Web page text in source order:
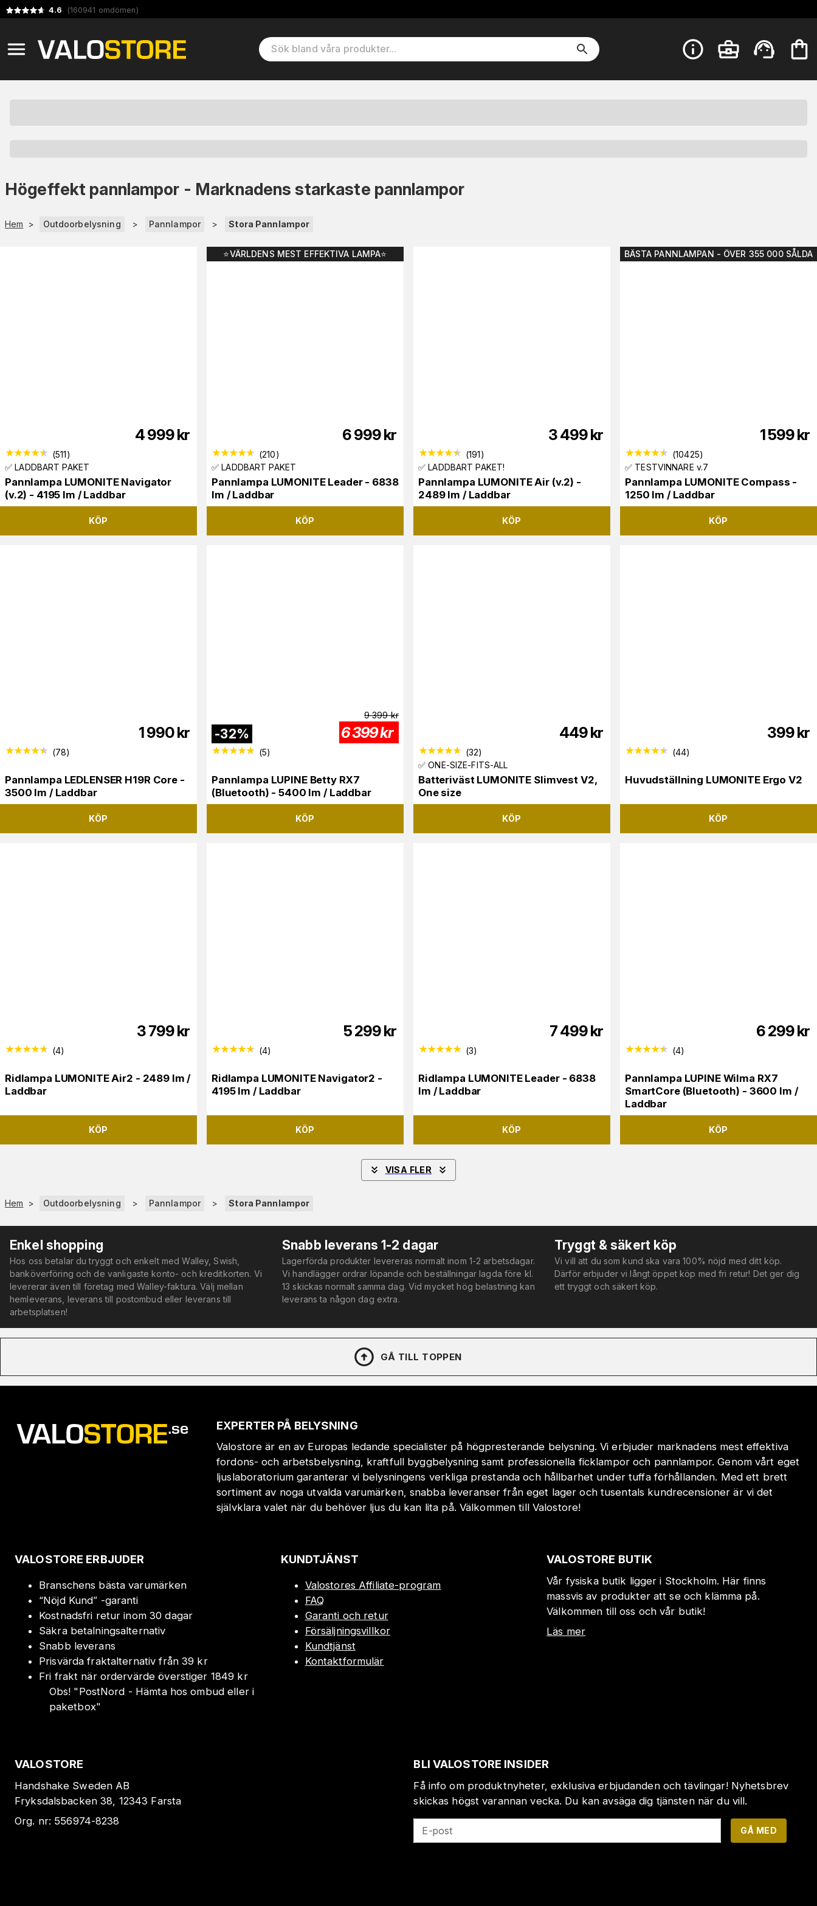
4.6 (160941 omdömen)
Högeffekt pannlampor - Marknadens starkaste pannlampor
Hem > Outdoorbelysning > Pannlampor > Stora Pannlampor
4 999kr
(511)
✅ LADDBART PAKET
Pannlampa LUMONITE Navigator
(v.2) - 4195 lm / Laddbar
KÖP
⭐️VÄRLDENS MEST EFFEKTIVA LAMPA⭐️
6 999kr
(210)
✅ LADDBART PAKET
Pannlampa LUMONITE Leader - 6838
lm / Laddbar
KÖP
3 499kr
(191)
✅ LADDBART PAKET!
Pannlampa LUMONITE Air (v.2) -
2489 lm / Laddbar
KÖP
BÄSTA PANNLAMPAN - ÖVER 355 000 SÅLDA
1 599kr
(10425)
✅ TESTVINNARE v.7
Pannlampa LUMONITE Compass -
1250 lm / Laddbar
KÖP
1 990kr
(78)
Pannlampa LEDLENSER H19R Core -
3500 lm / Laddbar
KÖP
-32%
9 399 kr
6 399kr
(5)
Pannlampa LUPINE Betty RX7
(Bluetooth) - 5400 lm / Laddbar
KÖP
449kr
(32)
✅ ONE-SIZE-FITS-ALL
Batteriväst LUMONITE Slimvest V2,
One size
KÖP
399kr
(44)
Huvudställning LUMONITE Ergo V2
KÖP
3 799kr
(4)
Ridlampa LUMONITE Air2 - 2489 lm /
Laddbar
KÖP
5 299kr
(4)
Ridlampa LUMONITE Navigator2 -
4195 lm / Laddbar
KÖP
7 499kr
(3)
Ridlampa LUMONITE Leader - 6838
lm / Laddbar
KÖP
6 299kr
(4)
Pannlampa LUPINE Wilma RX7
SmartCore (Bluetooth) - 3600 lm /
Laddbar
KÖP
VISA FLER
Hem > Outdoorbelysning > Pannlampor > Stora Pannlampor
Enkel shopping
Hos oss betalar du tryggt och enkelt med Walley, Swish,
banköverföring och de vanligaste konto- och kreditkorten. Vi
levererar även till företag med Walley-faktura. Välj mellan
hemleverans, leverans till postombud eller leverans till
arbetsplatsen!
Snabb leverans 1-2 dagar
Lagerförda produkter levereras normalt inom 1-2 arbetsdagar.
Vi handlägger ordrar löpande och beställningar lagda före kl.
13 skickas normalt samma dag. Vid mycket hög belastning kan
leverans ta någon dag extra.
Tryggt & säkert köp
Vi vill att du som kund ska vara 100% nöjd med ditt köp.
Därför erbjuder vi långt öppet köp med fri retur! Det ger dig
ett tryggt och säkert köp.
GÅ TILL TOPPEN
EXPERTER PÅ BELYSNING
Valostore är en av Europas ledande specialister på högpresterande belysning. Vi erbjuder marknadens mest effektiva
fordons- och arbetsbelysning, kraftfull byggbelysning samt professionella ficklampor och pannlampor. Genom vårt eget
ljuslaboratorium garanterar vi belysningens verkliga prestanda och hållbarhet under tuffa förhållanden. Med ett brett
sortiment av noga utvalda varumärken, snabba leveranser från eget lager och tusentals kundrecensioner är vi det
självklara valet när du behöver ljus du kan lita på. Välkommen till Valostore!
VALOSTORE ERBJUDER
Branschens bästa varumärken
“Nöjd Kund” -garanti
Kostnadsfri retur inom 30 dagar
Säkra betalningsalternativ
Snabb leverans
Prisvärda fraktalternativ från 39 kr
Fri frakt när ordervärde överstiger 1849 kr
Obs! "PostNord - Hämta hos ombud eller i
paketbox"
KUNDTJÄNST
Valostores Affiliate-program
FAQ
Garanti och retur
Försäljningsvillkor
Kundtjänst
Kontaktformulär
VALOSTORE BUTIK
Vår fysiska butik ligger i Stockholm. Här finns
massvis av produkter att se och klämma på.
Välkommen till oss och vår butik!
Läs mer
VALOSTORE
Handshake Sweden AB
Fryksdalsbacken 38, 12343 Farsta
Org. nr: 556974-8238
BLI VALOSTORE INSIDER
Få info om produktnyheter, exklusiva erbjudanden och tävlingar! Nyhetsbrev
skickas högst varannan vecka. Du kan avsäga dig tjänsten när du vill.
E-post GÅ MED